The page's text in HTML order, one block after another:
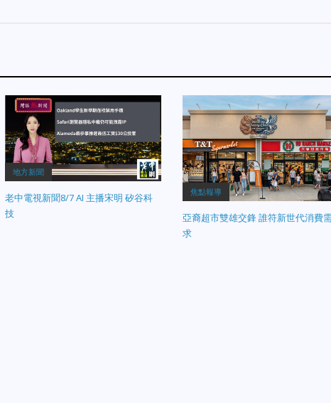
地方新聞
老中電視新聞8/7 AI 主播宋明 矽谷科
技
焦點報導
亞裔超市雙雄交鋒 誰符新世代消費
求